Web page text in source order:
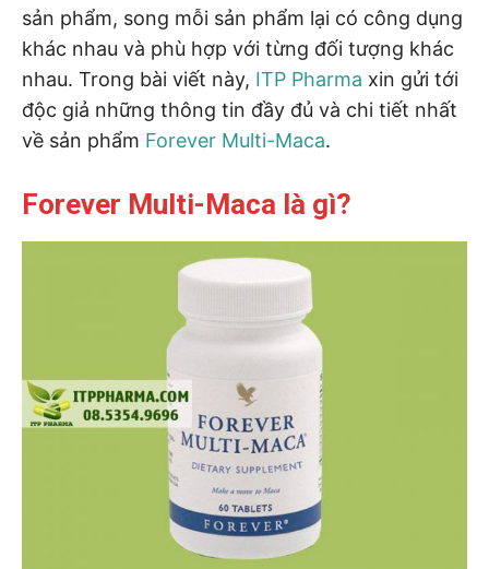
sản phẩm, song mỗi sản phẩm lại có công dụng
khác nhau và phù hợp với từng đối tượng khác
nhau. Trong bài viết này, ITP Pharma xin gửi tới
độc giả những thông tin đầy đủ và chi tiết nhất
về sản phẩm Forever Multi-Maca.
Forever Multi-Maca là gì?